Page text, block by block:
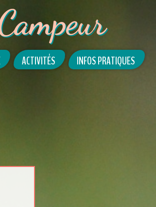
ACTIVITÉS INFOS PRATIQUES